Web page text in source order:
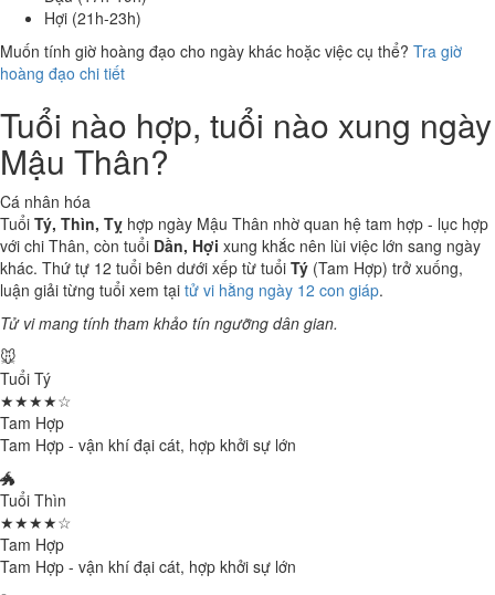
Hợi (21h-23h)
Muốn tính giờ hoàng đạo cho ngày khác hoặc việc cụ thể? Tra giờ
hoàng đạo chi tiết
Tuổi nào hợp, tuổi nào xung ngày
Mậu Thân?
Cá nhân hóa
Tuổi Tý, Thìn, Tỵ hợp ngày Mậu Thân nhờ quan hệ tam hợp - lục hợp
với chi Thân, còn tuổi Dần, Hợi xung khắc nên lùi việc lớn sang ngày
khác. Thứ tự 12 tuổi bên dưới xếp từ tuổi Tý (Tam Hợp) trở xuống,
luận giải từng tuổi xem tại tử vi hằng ngày 12 con giáp.
Tử vi mang tính tham khảo tín ngưỡng dân gian.
🐭
Tuổi Tý
★★★★☆
Tam Hợp
Tam Hợp - vận khí đại cát, hợp khởi sự lớn
🐲
Tuổi Thìn
★★★★☆
Tam Hợp
Tam Hợp - vận khí đại cát, hợp khởi sự lớn